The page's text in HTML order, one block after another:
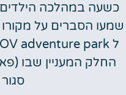
כשעה במהלכה הילדים
שמעו הסברים על מקורו